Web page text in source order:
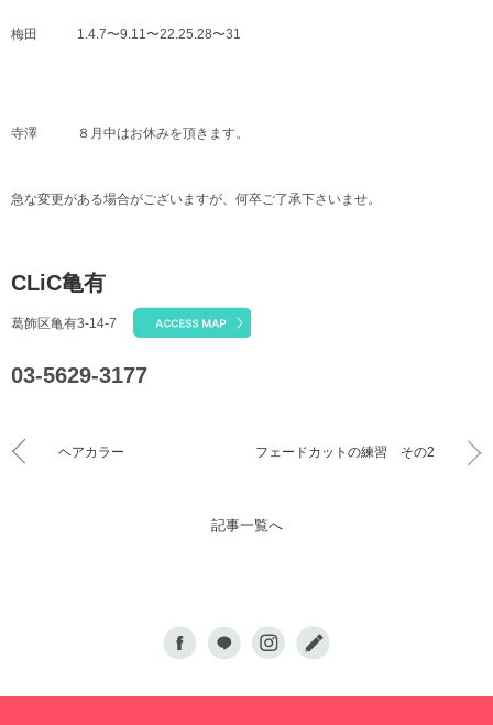
梅田 1.4.7〜9.11〜22.25.28〜31
寺澤 ８月中はお休みを頂きます。
急な変更がある場合がございますが、何卒ご了承下さいませ。
CLiC亀有
葛飾区亀有3-14-7
03-5629-3177
ヘアカラー フェードカットの練習 その2
記事一覧へ